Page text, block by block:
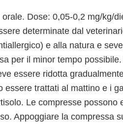
Dose: 0,05-0,2 mg/kg/
determinate dal
e alla natura e
per il minor tempo
essere ridotta
essere trattati al mattino e i
Le compresse possono
Appoggiare la compressa